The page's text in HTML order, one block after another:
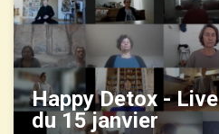
Happy Detox - Live
du 15 janvier